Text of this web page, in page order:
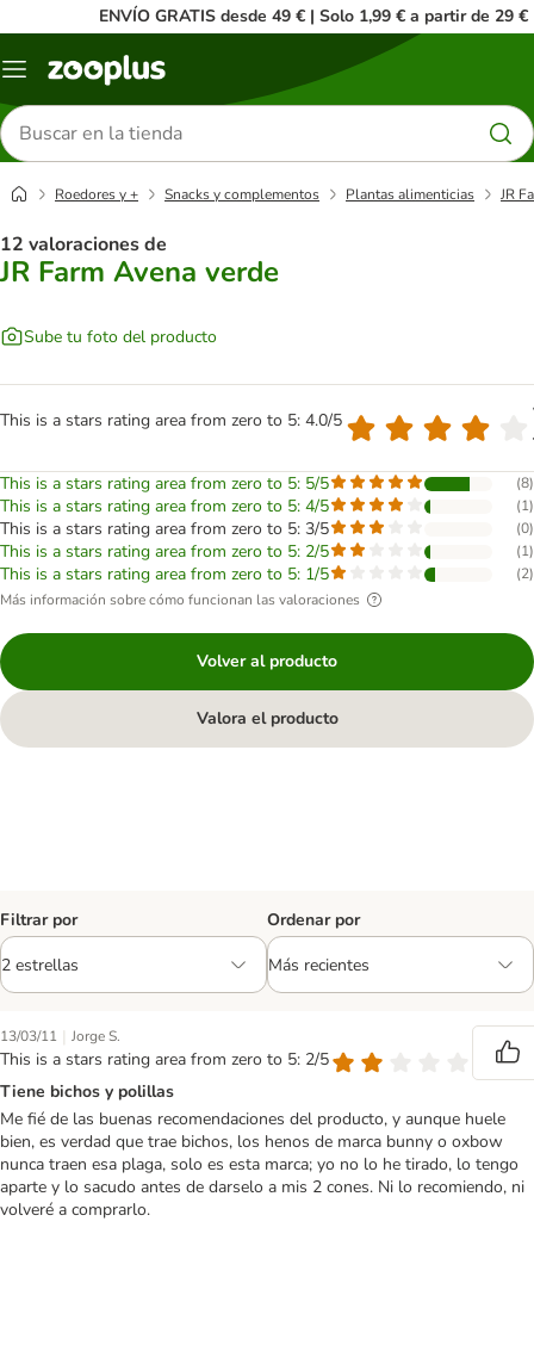
ENVÍO GRATIS desde 49 € | Solo 1,99 € a partir de 29 €
Menú
Buscar
productos
Roedores y + Snacks y complementos Plantas alimenticias JR
12 valoraciones de
JR Farm Avena verde
Sube tu foto del producto
This is a stars rating area from zero to 5: 4.0/5
This is a stars rating area from zero to 5: 5/5 (8)
This is a stars rating area from zero to 5: 4/5 (1)
This is a stars rating area from zero to 5: 3/5 (0)
This is a stars rating area from zero to 5: 2/5 (1)
This is a stars rating area from zero to 5: 1/5 (2)
Más información sobre cómo funcionan las valoraciones
Volver al producto
Valora el producto
Filtrar por Ordenar por
13/03/11 | Jorge S.
This is a stars rating area from zero to 5: 2/5
Tiene bichos y polillas
Me fié de las buenas recomendaciones del producto, y aunque huele
bien, es verdad que trae bichos, los henos de marca bunny o oxbow
nunca traen esa plaga, solo es esta marca; yo no lo he tirado, lo tengo
aparte y lo sacudo antes de darselo a mis 2 cones. Ni lo recomiendo, ni
volveré a comprarlo.